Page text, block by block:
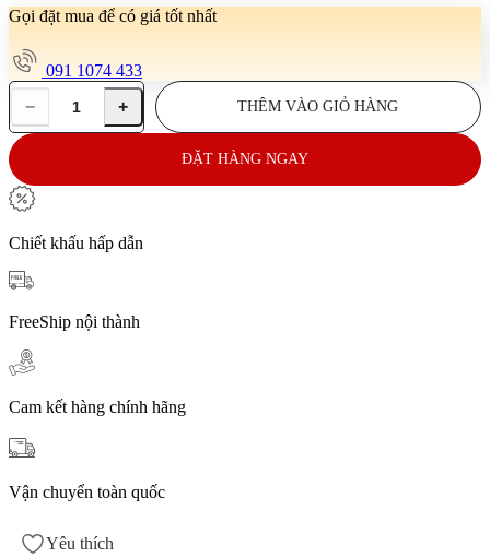
Gọi đặt mua để có giá tốt nhất
091 1074 433
Gạch
ốp
tường
45x145
N-
CKK_302
lượng
− + THÊM VÀO GIỎ HÀNG
ĐẶT HÀNG NGAY
Chiết khấu hấp dẫn
FreeShip nội thành
Cam kết hàng chính hãng
Vận chuyển toàn quốc
Yêu thích